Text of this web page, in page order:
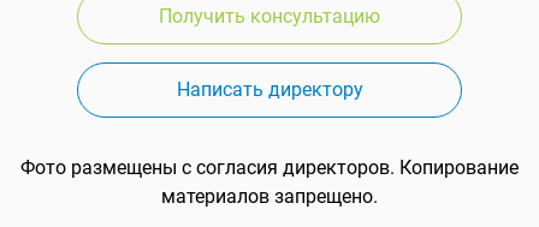
Получить консультацию
Написать директору
Фото размещены с согласия директоров. Копирование
материалов запрещено.